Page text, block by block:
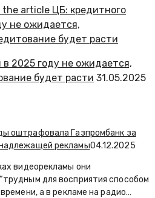
2025 году не ожидается,
будет расти 31.05.2025
оштрафовала Газпромбанк за
рекламы04.12.2025
видеорекламы они
для восприятия способом
а в рекламе на радио…